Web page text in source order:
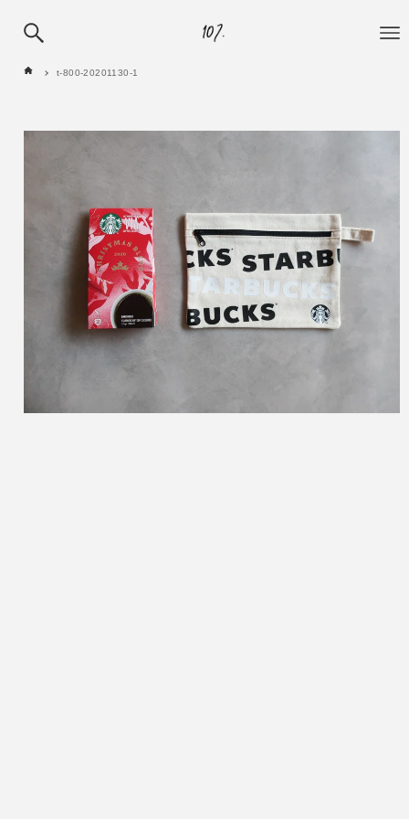
t-800-20201130-1